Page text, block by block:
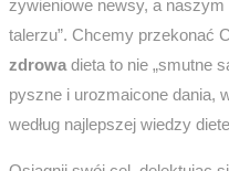
żywieniowe newsy, a naszym
talerzu”. Chcemy przekonać
zdrowa dieta to nie „smutne
pyszne i urozmaicone dania,
według najlepszej wiedzy